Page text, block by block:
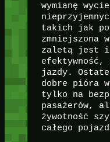
wymianę
takich jak
zmniejszona
zaletą jest
efektywność,
jazdy.
dobre pióra
tylko na
pasażerów,
żywotność
całego